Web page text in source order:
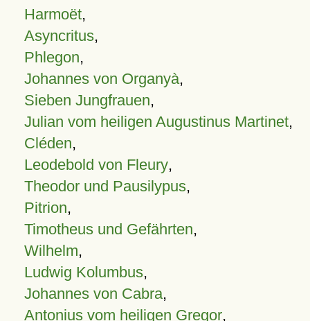
Harmoët,
Asyncritus,
Phlegon,
Johannes von Organyà,
Sieben Jungfrauen,
Julian vom heiligen Augustinus Martinet,
Cléden,
Leodebold von Fleury,
Theodor und Pausilypus,
Pitrion,
Timotheus und Gefährten,
Wilhelm,
Ludwig Kolumbus,
Johannes von Cabra,
Antonius vom heiligen Gregor,